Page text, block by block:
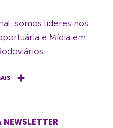
somos líderes nos
e Mídia em
NEWSLETTER